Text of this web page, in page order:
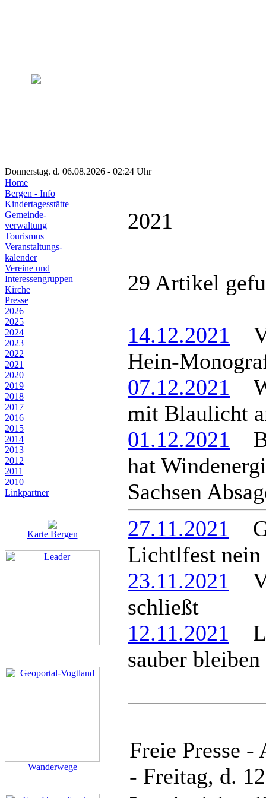
Donnerstag. d. 06.08.2026 - 02:24 Uhr
Home
Bergen - Info
Kindertagesstätte
Gemeinde-
verwaltung
Tourismus
Veranstaltungs-
kalender
Vereine und
Interessen­gruppen
Kirche
Presse
2026
2025
2024
2023
2022
2021
2020
2019
2018
2017
2016
2015
2014
2013
2012
2011
2010
Linkpartner
Karte Bergen
Wanderwege
2021
29 Artikel
14.12.2021
Hein-
07.12.2021
mit Blaulicht
01.12.2021
hat
Sachsen
27.11.2021
Lichtlfest nein
23.11.2021
schließt
12.11.2021
sauber bleiben
Freie Presse -
- Freitag, d.